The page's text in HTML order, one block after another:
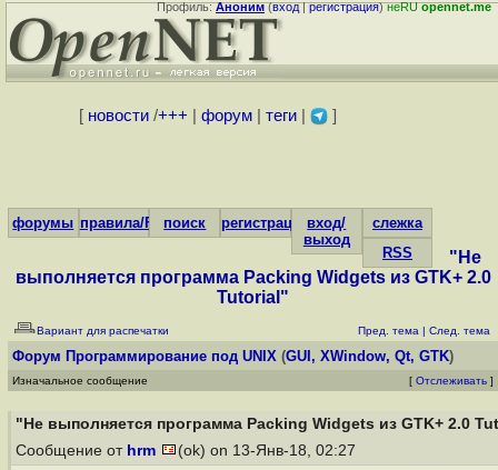
Профиль:Аноним(вход|регистрация)неRUopennet.me
[ новости/+++ форум| теги| ]
форумы правила/FAQпоиск регистрациявход/
выход
слежка
RSS
"Не
выполняется программа Packing Widgets из GTK+ 2.0
Tutorial"
Вариант для распечатки Пред. тема | След. тема
Форум Программирование под UNIX (GUI, XWindow, Qt, GTK)
Изначальное сообщение [ Отслеживать ]
"Не выполняется программа Packing Widgets из GTK+ 2.0
Сообщение от hrm (ok) on 13-Янв-18, 02:27